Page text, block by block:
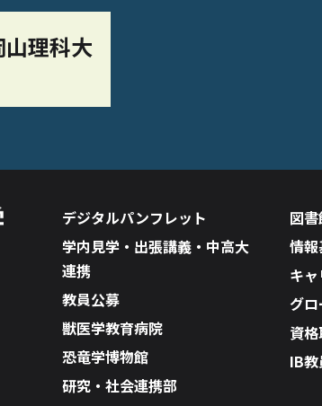
山理科大
デジタルパンフレット
学内見学・出張講義・中高大
連携
教員公募
獣医学教育病院
恐竜学博物館
研究・社会連携部
図
情
キ
グ
資
IB